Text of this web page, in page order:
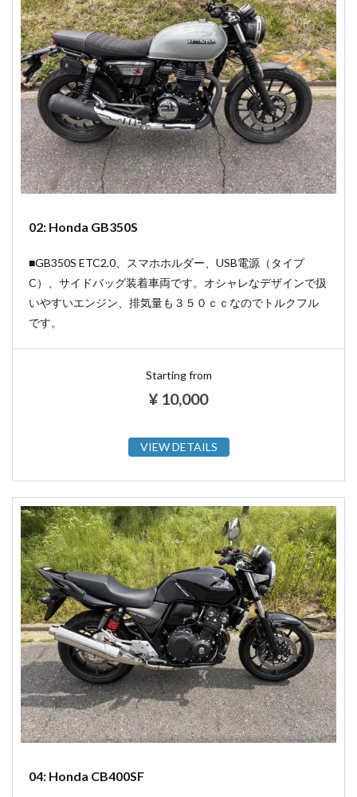
02: Honda GB350S
■GB350S ETC2.0、スマホホルダー、USB電源（タイプ
C）、サイドバッグ装着車両です。オシャレなデザインで扱
いやすいエンジン、排気量も３５０ｃｃなのでトルクフル
です。
Starting from
¥ 10,000
VIEW DETAILS
04: Honda CB400SF